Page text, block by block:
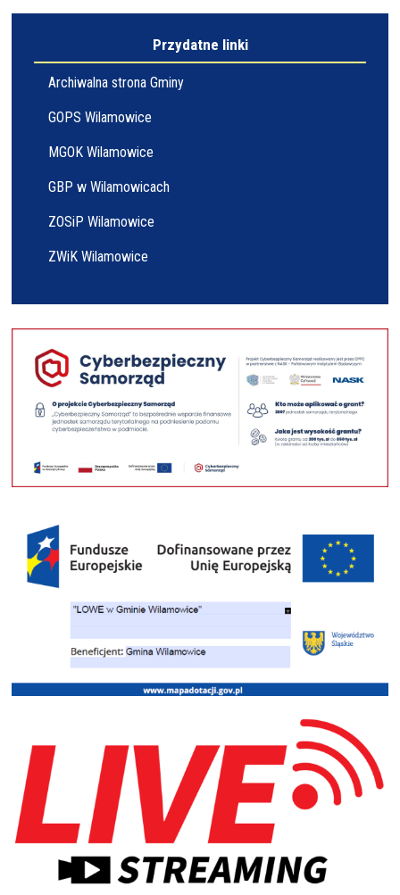
Przydatne linki
Archiwalna strona Gminy
GOPS Wilamowice
MGOK Wilamowice
GBP w Wilamowicach
ZOSiP Wilamowice
ZWiK Wilamowice